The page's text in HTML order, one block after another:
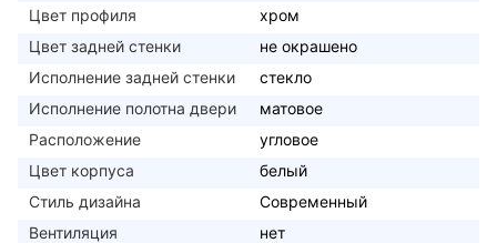
Цвет профиля
хром
Цвет задней стенки
не окрашено
Исполнение задней стенки
стекло
Исполнение полотна двери
матовое
Расположение
угловое
Цвет корпуса
белый
Стиль дизайна
Современный
Вентиляция
нет